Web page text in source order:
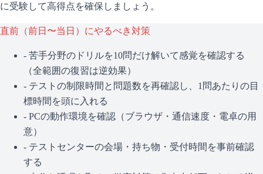
に受験して高得点を確保しましょう。
直前（前日〜当日）にやるべき対策
- 苦手分野のドリルを10問だけ解いて感覚を確認する
（全範囲の復習は逆効果）
- テストの制限時間と問題数を再確認し、1問あたりの目
標時間を頭に入れる
- PCの動作環境を確認（ブラウザ・通信速度・電卓の用
意）
- テストセンターの会場・持ち物・受付時間を事前確認
する